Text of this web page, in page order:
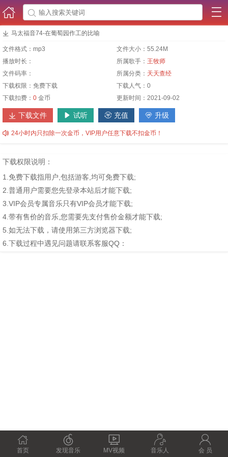
 

 马太福音74-在葡萄园作工的比喻
文件格式： mp3 文件大小： 55.24M
播放时长：
所属歌手： 王牧师
文件码率：
所属分类： 天天查经
下载权限： 免费下载 下载人气： 0
下载扣费： 0 金币 更新时间： 2021-09-02
 下载文件  试听  充值  升级
 24小时内只扣除一次金币，VIP用户任意下载不扣金币！
下载权限说明：
1.免费下载指用户,包括游客,均可免费下载;
2.普通用户需要您先登录本站后才能下载;
3.VIP会员专属音乐只有VIP会员才能下载;
4.带有售价的音乐,您需要先支付售价金额才能下载;
5.如无法下载，请使用第三方浏览器下载;
6.下载过程中遇见问题请联系客服QQ：

首页

发现音乐

MV视频

音乐人

会 员